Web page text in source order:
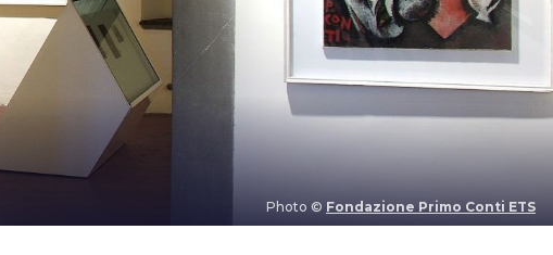
Photo © Fondazione Primo Conti ETS